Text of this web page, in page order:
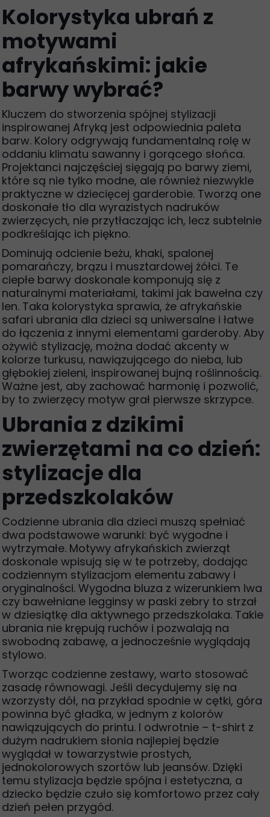
Kolorystyka ubrań z
motywami
afrykańskimi: jakie
barwy wybrać?
Kluczem do stworzenia spójnej stylizacji
inspirowanej Afryką jest odpowiednia paleta
barw. Kolory odgrywają fundamentalną rolę w
oddaniu klimatu sawanny i gorącego słońca.
Projektanci najczęściej sięgają po barwy ziemi,
które są nie tylko modne, ale również niezwykle
praktyczne w dziecięcej garderobie. Tworzą one
doskonałe tło dla wyrazistych nadruków
zwierzęcych, nie przytłaczając ich, lecz subtelnie
podkreślając ich piękno.
Dominują odcienie beżu, khaki, spalonej
pomarańczy, brązu i musztardowej żółci. Te
ciepłe barwy doskonale komponują się z
naturalnymi materiałami, takimi jak bawełna czy
len. Taka kolorystyka sprawia, że afrykańskie
safari ubrania dla dzieci są uniwersalne i łatwe
do łączenia z innymi elementami garderoby. Aby
ożywić stylizację, można dodać akcenty w
kolorze turkusu, nawiązującego do nieba, lub
głębokiej zieleni, inspirowanej bujną roślinnością.
Ważne jest, aby zachować harmonię i pozwolić,
by to zwierzęcy motyw grał pierwsze skrzypce.
Ubrania z dzikimi
zwierzętami na co dzień:
stylizacje dla
przedszkolaków
Codzienne ubrania dla dzieci muszą spełniać
dwa podstawowe warunki: być wygodne i
wytrzymałe. Motywy afrykańskich zwierząt
doskonale wpisują się w te potrzeby, dodając
codziennym stylizacjom elementu zabawy i
oryginalności. Wygodna bluza z wizerunkiem lwa
czy bawełniane legginsy w paski zebry to strzał
w dziesiątkę dla aktywnego przedszkolaka. Takie
ubrania nie krępują ruchów i pozwalają na
swobodną zabawę, a jednocześnie wyglądają
stylowo.
Tworząc codzienne zestawy, warto stosować
zasadę równowagi. Jeśli decydujemy się na
wzorzysty dół, na przykład spodnie w cętki, góra
powinna być gładka, w jednym z kolorów
nawiązujących do printu. I odwrotnie – t-shirt z
dużym nadrukiem słonia najlepiej będzie
wyglądał w towarzystwie prostych,
jednokolorowych szortów lub jeansów. Dzięki
temu stylizacja będzie spójna i estetyczna, a
dziecko będzie czuło się komfortowo przez cały
dzień pełen przygód.